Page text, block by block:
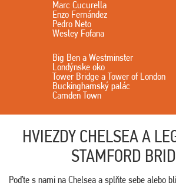
Marc Cucurella
Enzo Fernández
Pedro Neto
Wesley Fofana
Big Ben a Westminster
Londýnske oko
Tower Bridge a Tower of London
Buckinghamský palác
Camden Town
HVIEZDY CHELSEA A
STAMFORD
Poďte s nami na Chelsea a splňte sebe alebo